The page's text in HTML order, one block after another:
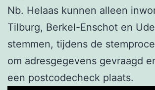
Nb. Helaas kunnen alleen
Tilburg, Berkel-Enschot en
stemmen, tijdens de
om adresgegevens gevraagd
een postcodecheck plaats.